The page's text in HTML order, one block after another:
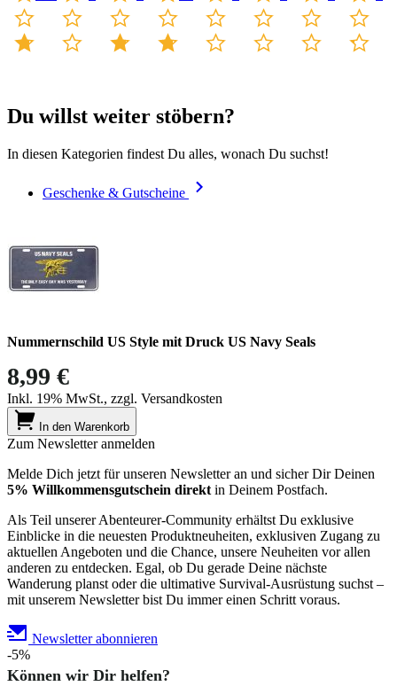
Du willst weiter stöbern?
In diesen Kategorien findest Du alles, wonach Du suchst!
Geschenke & Gutscheine
Nummernschild US Style mit Druck US Navy Seals
8,99 €
Inkl. 19% MwSt., zzgl. Versandkosten
In den Warenkorb
Zum Newsletter anmelden
Melde Dich jetzt für unseren Newsletter an und sicher Dir Deinen
5% Willkommensgutschein direkt in Deinem Postfach.
Als Teil unserer Abenteurer-Community erhältst Du exklusive
Einblicke in die neuesten Produktneuheiten, exklusiven Zugang zu
aktuellen Angeboten und die Chance, unsere Neuheiten vor allen
anderen zu entdecken. Egal, ob Du gerade Deine nächste
Wanderung planst oder die ultimative Survival-Ausrüstung suchst –
mit unserem Newsletter bist Du immer einen Schritt voraus.
Newsletter abonnieren
-5%
Können wir Dir helfen?